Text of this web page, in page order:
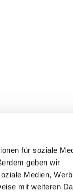
für soziale
geben wir
Medien,
mit weiteren
Zurück zur